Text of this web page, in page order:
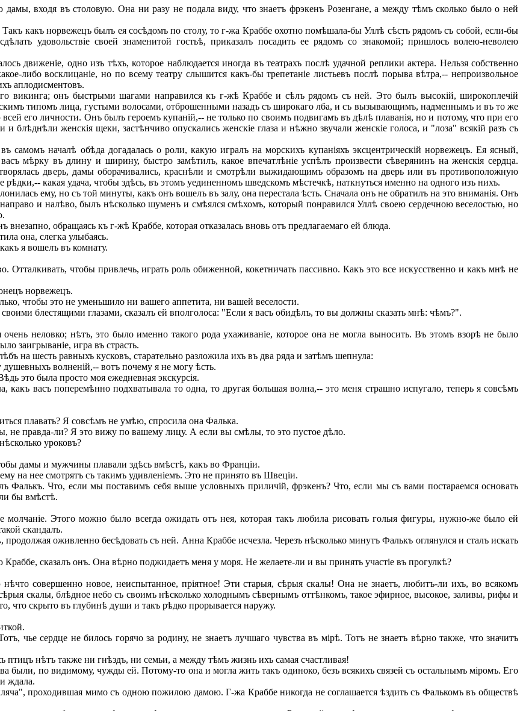
входя въ столовую. Она ни разу не подала виду, что знаетъ фрэкенъ Розенгане, а между тѣмъ сколько было о ней
какъ норвежецъ былъ ея сосѣдомъ по столу, то г-жа Краббе охотно помѣшала-бы Уллѣ сѣсть рядомъ съ собой, если-бы
удовольствіе своей знаменитой гостьѣ, приказалъ посадить ее рядомъ со знакомой; пришлось волею-неволею
движеніе, одно изъ тѣхъ, которое наблюдается иногда въ театрахъ послѣ удачной реплики актера. Нельзя собственно
либо восклицаніе, но по всему театру слышится какъ-бы трепетаніе листьевъ послѣ порыва вѣтра,-- непроизвольное
аплодисментовъ.
викинга; онъ быстрыми шагами направился къ г-жѣ Краббе и сѣлъ рядомъ съ ней. Это былъ высокій, широкоплечій
типомъ лица, густыми волосами, отброшенными назадъ съ широкаго лба, и съ вызывающимъ, надменнымъ и въ то же
его личности. Онъ былъ героемъ купаній,-- не только по своимъ подвигамъ въ дѣлѣ плаванія, но и потому, что при его
и блѣднѣли женскія щеки, застѣнчиво опускались женскіе глаза и нѣжно звучали женскіе голоса, и "лоза" всякій разъ съ
самомъ началѣ обѣда догадалась о роли, какую игралъ на морскихъ купаніяхъ эксцентрическій норвежецъ. Ея ясный,
мѣрку въ длину и ширину, быстро замѣтилъ, какое впечатлѣніе успѣлъ произвести сѣверянинъ на женскія сердца.
дверь, дамы оборачивались, краснѣли и смотрѣли выжидающимъ образомъ на дверь или въ противоположную
рѣдки,-- какая удача, чтобы здѣсь, въ этомъ уединенномъ шведскомъ мѣстечкѣ, наткнуться именно на одного изъ нихъ.
ему, но съ той минуты, какъ онъ вошелъ въ залу, она перестала ѣсть. Сначала онъ не обратилъ на это вниманія. Онъ
и налѣво, былъ нѣсколько шуменъ и смѣялся смѣхомъ, который понравился Уллѣ своею сердечною веселостью, но
обращаясь къ г-жѣ Краббе, которая отказалась вновь отъ предлагаемаго ей блюда.
она, слегка улыбаясь.
я вошелъ въ комнату.
чтобы привлечь, играть роль обиженной, кокетничать пассивно. Какъ это все искусственно и какъ мнѣ не
норвежецъ.
чтобы это не уменьшило ни вашего аппетита, ни вашей веселости.
блестящими глазами, сказалъ ей вполголоса: "Если я васъ обидѣлъ, то вы должны сказать мнѣ: чѣмъ?".
неловко; нѣтъ, это было именно такого рода ухаживаніе, которое она не могла выносить. Въ этомъ взорѣ не было
заигрываніе, игра въ страсть.
на шесть равныхъ кусковъ, старательно разложила ихъ въ два ряда и затѣмъ шепнула:
волненій,-- вотъ почему я не могу ѣсть.
это была просто моя ежедневная экскурсія.
васъ поперемѣнно подхватывала то одна, то другая большая волна,-- это меня страшно испугало, теперь я совсѣмъ
плавать? Я совсѣмъ не умѣю, спросила она Фалька.
не правда-ли? Я это вижу по вашему лицу. А если вы смѣлы, то это пустое дѣло.
уроковъ?
дамы и мужчины плавали здѣсь вмѣстѣ, какъ во Франціи.
на нее смотрятъ съ такимъ удивленіемъ. Это не принято въ Швеціи.
Фалькъ. Что, если мы поставимъ себя выше условныхъ приличій, фрэкенъ? Что, если мы съ вами постараемся основать
бы вмѣстѣ.
Этого можно было всегда ожидать отъ нея, которая такъ любила рисовать голыя фигуры, нужно-же было ей
скандалъ.
оживленно бесѣдовать съ ней. Анна Краббе исчезла. Черезъ нѣсколько минутъ Фалькъ оглянулся и сталъ искать
сказалъ онъ. Она вѣрно поджидаетъ меня у моря. Не желаете-ли и вы принять участіе въ прогулкѣ?
совершенно новое, неиспытанное, пріятное! Эти старыя, сѣрыя скалы! Она не знаетъ, любитъ-ли ихъ, во всякомъ
скалы, блѣдное небо съ своимъ нѣсколько холоднымъ сѣвернымъ оттѣнкомъ, такое эфирное, высокое, заливы, рифы и
что скрыто въ глубинѣ души и такъ рѣдко прорывается наружу.
чье сердце не билось горячо за родину, не знаетъ лучшаго чувства въ мірѣ. Тотъ не знаетъ вѣрно также, что значитъ
нѣтъ также ни гнѣздъ, ни семьи, а между тѣмъ жизнь ихъ самая счастливая!
были, по видимому, чужды ей. Потому-то она и могла жить такъ одиноко, безъ всякихъ связей съ остальнымъ міромъ. Его
ждала.
проходившая мимо съ одною пожилою дамою. Г-жа Краббе никогда не соглашается ѣздить съ Фалькомъ въ обществѣ